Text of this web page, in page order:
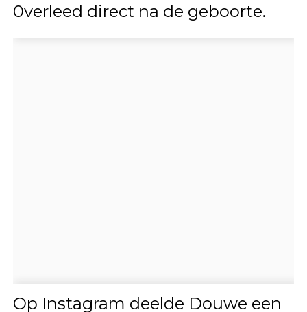
0verleed direct na de geboorte.
Op Instagram deelde Douwe een